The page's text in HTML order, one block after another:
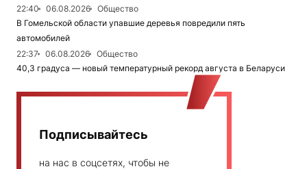
22:40
06.08.2026
Общество
В Гомельской области упавшие деревья повредили пять
автомобилей
22:37
06.08.2026
Общество
40,3 градуса — новый температурный рекорд августа в Беларуси
Подписывайтесь
на нас в соцсетях, чтобы не